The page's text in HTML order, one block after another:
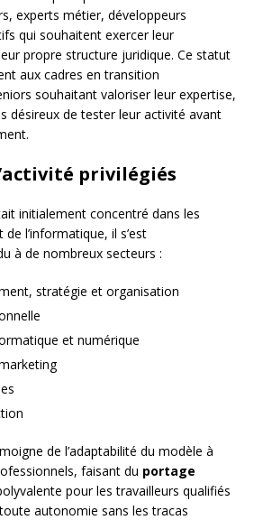
experts métier, développeurs
qui souhaitent exercer leur
propre structure juridique. Ce statut
aux cadres en transition
souhaitant valoriser leur expertise,
désireux de tester leur activité avant
privilégiés
initialement concentré dans les
l’informatique, il s’est
à de nombreux secteurs :
stratégie et organisation
et numérique
de l’adaptabilité du modèle à
faisant du portage
pour les travailleurs qualifiés
autonomie sans les tracas